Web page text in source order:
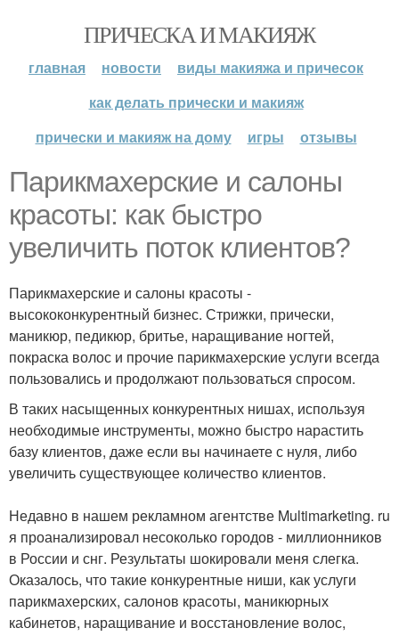
ПРИЧЕСКА И МАКИЯЖ
главная новости
виды макияжа и причесок
как делать прически и макияж
прически и макияж на дому
игры отзывы
Парикмахерские и салоны
красоты: как быстро
увеличить поток клиентов?
Парикмахерские и салоны красоты -
высококонкурентный бизнес. Стрижки, прически,
маникюр, педикюр, бритье, наращивание ногтей,
покраска волос и прочие парикмахерские услуги всегда
пользовались и продолжают пользоваться спросом.
В таких насыщенных конкурентных нишах, используя
необходимые инструменты, можно быстро нарастить
базу клиентов, даже если вы начинаете с нуля, либо
увеличить существующее количество клиентов.
Недавно в нашем рекламном агентстве Multimarketing. ru
я проанализировал несоколько городов - миллионников
в России и снг. Результаты шокировали меня слегка.
Оказалось, что такие конкурентные ниши, как услуги
парикмахерских, салонов красоты, маникюрных
кабинетов, наращивание и восстановление волос,